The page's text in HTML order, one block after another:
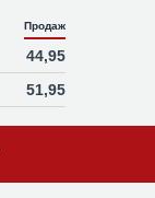
Продаж
44,95
51,95